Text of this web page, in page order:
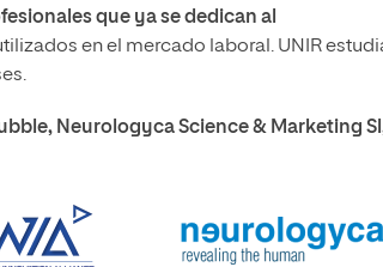
que ya se dedican al
en el mercado laboral. UNIR
Neurologyca Science & Marketing